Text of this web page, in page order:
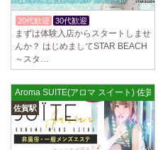
20代歓迎 30代歓迎
まずは体験入店からスタートしませ
んか？ はじめましてSTAR BEACH
～スタ…
Aroma SUITE(アロマ スイート) 佐賀店
佐賀駅